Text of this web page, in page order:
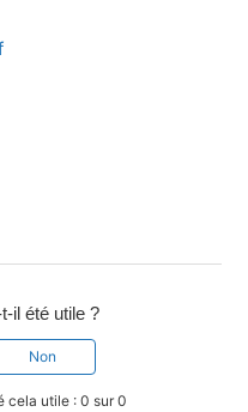
il été utile ?
Non
cela utile : 0 sur 0